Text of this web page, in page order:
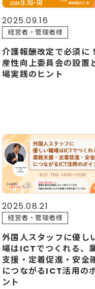
2025.09.16
経営者・管理者様
介護報酬改定で必須に
産性向上委員会の設置
場実践のヒント
2025.08.21
経営者・管理者様
外国人スタッフに優し
場はICTでつくれる、
支援・定着促進・安全
につながるICT活用の
ント